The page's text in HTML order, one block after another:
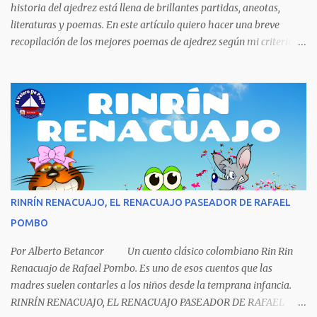
comprarse un vestido y...
historia del ajedrez está llena de brillantes partidas, aneotas,
literaturas y poemas. En este artículo quiero hacer una breve
recopilación de los mejores poemas de ajedrez según mi criterio
Borges es uno de los grandes pensadores del Siglo XX, su obra
universal trasciende más allá del premio Nobel de Literatura que le
fue negado por razones políticas, pero como hombre de principios
y sabiendo que sus posturas ideológicas eran un óbice para
obtenerlo, prefirió sus principios que el Nobel. Jorg...
RINRÍN RENACUAJO, EL RENACUAJO PASEADOR DE RAFAEL
POMBO
Por Alberto Betancor Un cuento clásico colombiano Rin Rin
Renacuajo de Rafael Pombo. Es uno de esos cuentos que las
madres suelen contarles a los niños desde la temprana infancia.
RINRÍN RENACUAJO, EL RENACUAJO PASEADOR DE RAFAEL